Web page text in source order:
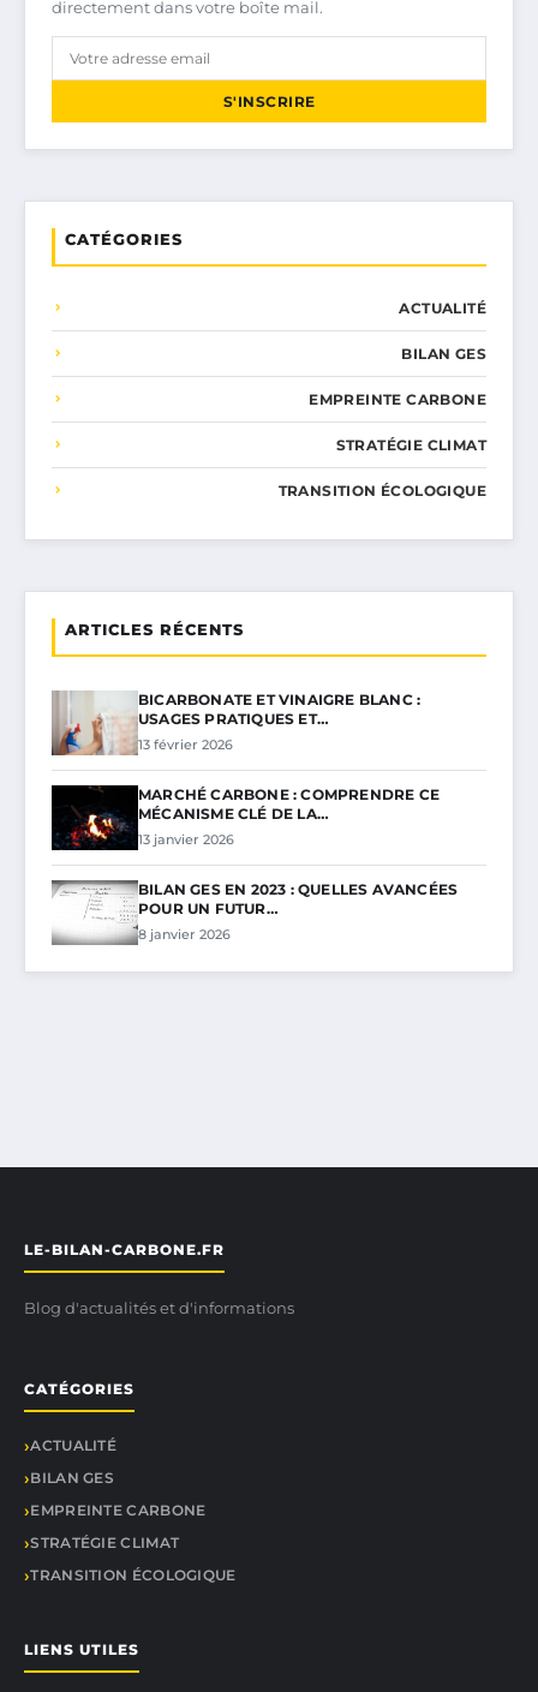
directement dans votre boîte mail.
S'INSCRIRE
CATÉGORIES
ACTUALITÉ
BILAN GES
EMPREINTE CARBONE
STRATÉGIE CLIMAT
TRANSITION ÉCOLOGIQUE
ARTICLES RÉCENTS
BICARBONATE ET VINAIGRE BLANC :
USAGES PRATIQUES ET…
13 février 2026
MARCHÉ CARBONE : COMPRENDRE CE
MÉCANISME CLÉ DE LA…
13 janvier 2026
BILAN GES EN 2023 : QUELLES AVANCÉES
POUR UN FUTUR…
8 janvier 2026
LE-BILAN-CARBONE.FR
Blog d'actualités et d'informations
CATÉGORIES
ACTUALITÉ
BILAN GES
EMPREINTE CARBONE
STRATÉGIE CLIMAT
TRANSITION ÉCOLOGIQUE
LIENS UTILES